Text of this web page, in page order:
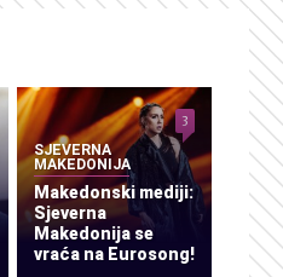
SJEVERNA
MAKEDONIJA
Makedonski mediji:
Sjeverna
Makedonija se
vraća na Eurosong!
3